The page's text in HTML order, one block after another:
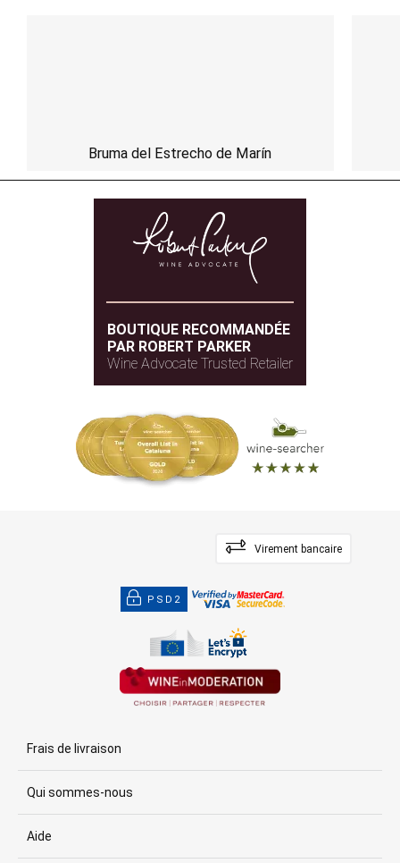
Bruma del Estrecho de Marín
BOUTIQUE RECOMMANDÉE
PAR ROBERT PARKER
Wine Advocate Trusted Retailer
Virement bancaire
PSD2
Frais de livraison
Qui sommes-nous
Aide